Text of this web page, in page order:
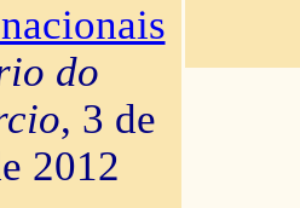
do
, 3 de
2012